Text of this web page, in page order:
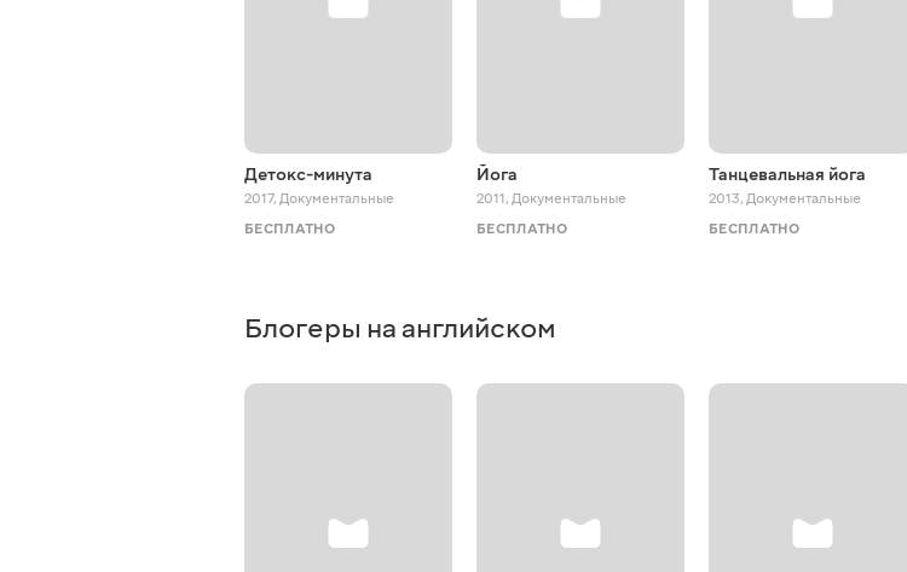
Детокс-минута
2017, Документальные
БЕСПЛАТНО
Йога
2011, Документальные
БЕСПЛАТНО
Танцевальная йога
2013, Документальные
БЕСПЛАТНО
Блогеры на английском